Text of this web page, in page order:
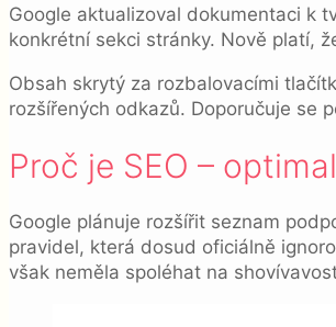
Google aktualizoval dokumentaci k
konkrétní sekci stránky. Nově platí,
Obsah skrytý za rozbalovacími
rozšířených odkazů. Doporučuje se
Proč je SEO –
Google plánuje rozšířit seznam
pravidel, která dosud oficiálně
však neměla spoléhat na